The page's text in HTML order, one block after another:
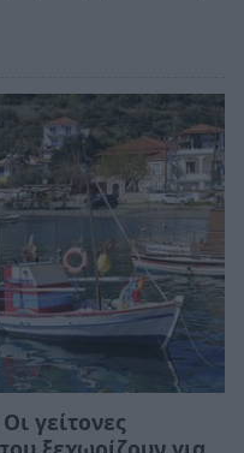
γείτονες